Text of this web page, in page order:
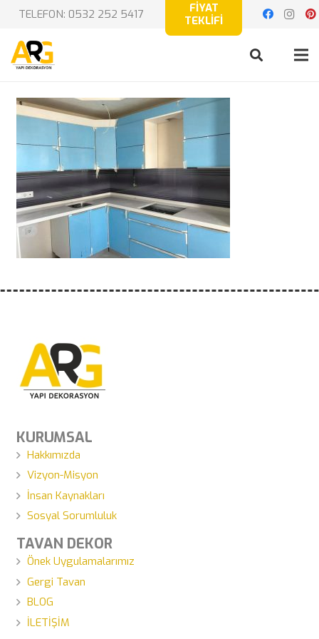
TELEFON: 0532 252 5417
FİYAT
TEKLİFİ
KURUMSAL
Hakkımızda
Vizyon-Misyon
İnsan Kaynakları
Sosyal Sorumluluk
TAVAN DEKOR
Önek Uygulamalarımız
Gergi Tavan
BLOG
İLETİŞİM